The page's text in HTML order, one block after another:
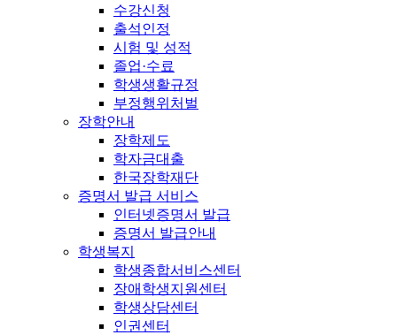
수강신청
출석인정
시험 및 성적
졸업·수료
학생생활규정
부정행위처벌
장학안내
장학제도
학자금대출
한국장학재단
증명서 발급 서비스
인터넷증명서 발급
증명서 발급안내
학생복지
학생종합서비스센터
장애학생지원센터
학생상담센터
인권센터